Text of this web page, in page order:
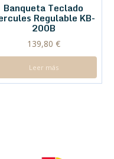
Banqueta Teclado
Regulable KB-
200B
139,80 €
Leer más